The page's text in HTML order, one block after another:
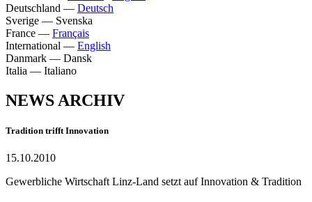
Deutschland — Deutsch
Sverige — Svenska
France — Français
International — English
Danmark — Dansk
Italia — Italiano
NEWS ARCHIV
Tradition trifft Innovation
15.10.2010
Gewerbliche Wirtschaft Linz-Land setzt auf Innovation & Tradition